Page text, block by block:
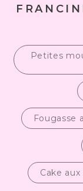
Petites
Fougasse
Cake